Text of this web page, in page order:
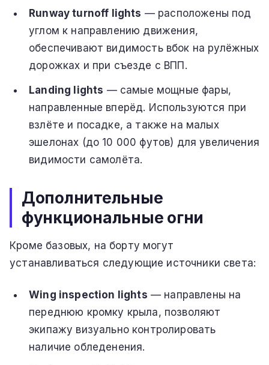
Runway turnoff lights — расположены под
углом к направлению движения,
обеспечивают видимость вбок на рулёжных
дорожках и при съезде с ВПП.
Landing lights — самые мощные фары,
направленные вперёд. Используются при
взлёте и посадке, а также на малых
эшелонах (до 10 000 футов) для увеличения
видимости самолёта.
Дополнительные
функциональные огни
Кроме базовых, на борту могут
устанавливаться следующие источники света:
Wing inspection lights — направлены на
переднюю кромку крыла, позволяют
экипажу визуально контролировать
наличие обледенения.